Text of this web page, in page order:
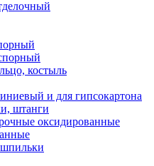
костыль
и для гипсокартона
штанги
оксидированные